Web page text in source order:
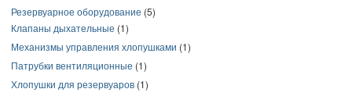
Резервуарное оборудование (5)
Клапаны дыхательные (1)
Механизмы управления хлопушками (1)
Патрубки вентиляционные (1)
Хлопушки для резервуаров (1)